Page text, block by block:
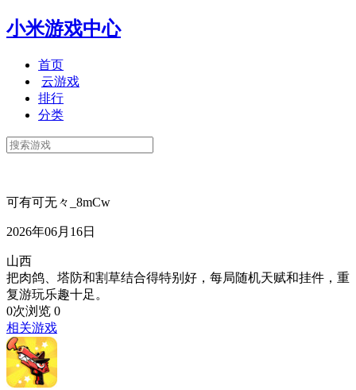
小米游戏中心
首页
云游戏
排行
分类
可有可无々_8mCw
2026年06月16日
山西
把肉鸽、塔防和割草结合得特别好，每局随机天赋和挂件，重
复游玩乐趣十足。
0次浏览 0
相关游戏